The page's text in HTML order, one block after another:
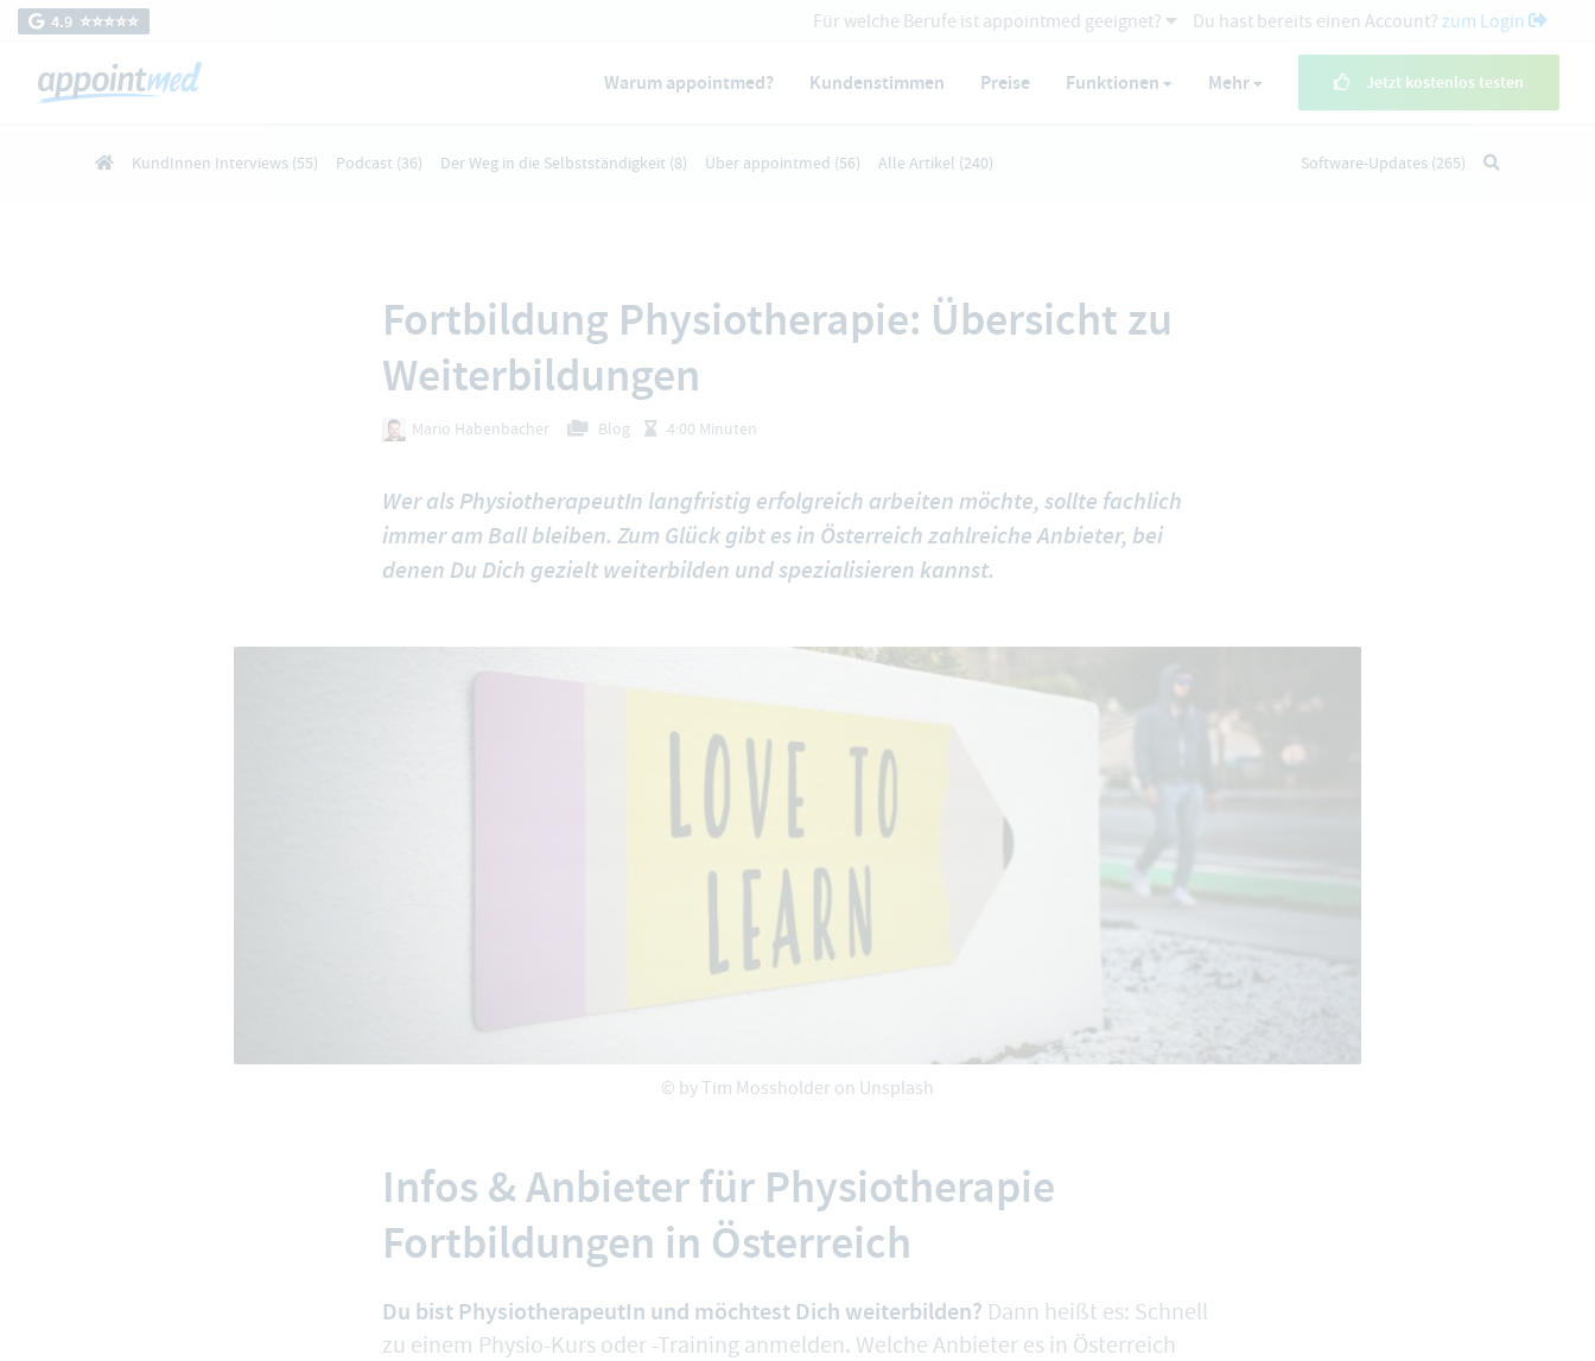
4.9 ⭐️⭐️⭐️⭐️⭐️ Für welche Berufe ist appointmed geeignet? Du hast bereits einen Account? zum Login
Warum appointmed? Kundenstimmen Preise Funktionen Mehr Jetzt kostenlos testen
KundInnen Interviews (55) Podcast (36) Der Weg in die Selbstständigkeit (8) Über appointmed (56) Alle Artikel (240) Software-Updates (265)
Fortbildung Physiotherapie: Übersicht zu
Weiterbildungen
Mario Habenbacher Blog 4:00 Minuten
Wer als PhysiotherapeutIn langfristig erfolgreich arbeiten möchte, sollte fachlich
immer am Ball bleiben. Zum Glück gibt es in Österreich zahlreiche Anbieter, bei
denen Du Dich gezielt weiterbilden und spezialisieren kannst.
© by Tim Mossholder on Unsplash
Infos & Anbieter für Physiotherapie
Fortbildungen in Österreich
Du bist PhysiotherapeutIn und möchtest Dich weiterbilden? Dann heißt es: Schnell
zu einem Physio-Kurs oder -Training anmelden. Welche Anbieter es in Österreich